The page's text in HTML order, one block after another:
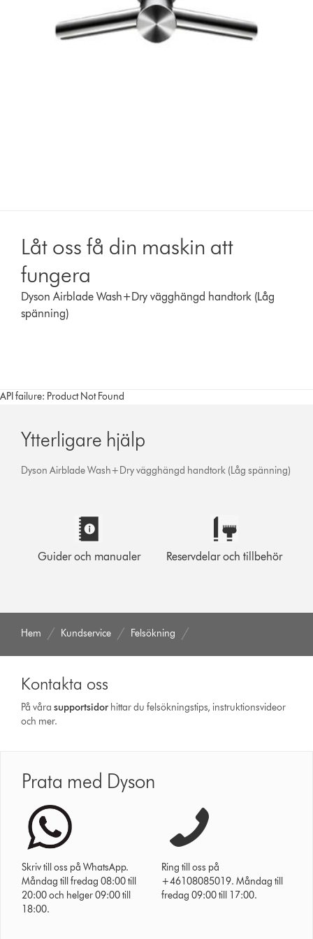
Låt oss få din maskin att
fungera
Dyson Airblade Wash+Dry vägghängd handtork (Låg
spänning)
API failure: Product Not Found
Ytterligare hjälp
Dyson Airblade Wash+Dry vägghängd handtork (Låg spänning)
Guider och manualer Reservdelar och tillbehör
Hem Kundservice Felsökning
Kontakta oss
På vårasupport­sidor hittar du felsökningstips, instruktionsvideor
och mer.
Prata med Dyson
Skriv till oss på WhatsApp.
Måndag till fredag 08:00 till
20:00 och helger 09:00 till
18:00.
Ring till oss på
+46108085019. Måndag till
fredag 09:00 till 17:00.